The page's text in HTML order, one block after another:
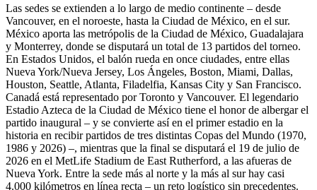
Las sedes se extienden a lo largo de medio continente – desde
Vancouver, en el noroeste, hasta la Ciudad de México, en el sur.
México aporta las metrópolis de la Ciudad de México, Guadalajara
y Monterrey, donde se disputará un total de 13 partidos del torneo.
En Estados Unidos, el balón rueda en once ciudades, entre ellas
Nueva York/Nueva Jersey, Los Ángeles, Boston, Miami, Dallas,
Houston, Seattle, Atlanta, Filadelfia, Kansas City y San Francisco.
Canadá está representado por Toronto y Vancouver. El legendario
Estadio Azteca de la Ciudad de México tiene el honor de albergar el
partido inaugural – y se convierte así en el primer estadio en la
historia en recibir partidos de tres distintas Copas del Mundo (1970,
1986 y 2026) –, mientras que la final se disputará el 19 de julio de
2026 en el MetLife Stadium de East Rutherford, a las afueras de
Nueva York. Entre la sede más al norte y la más al sur hay casi
4.000 kilómetros en línea recta – un reto logístico sin precedentes.